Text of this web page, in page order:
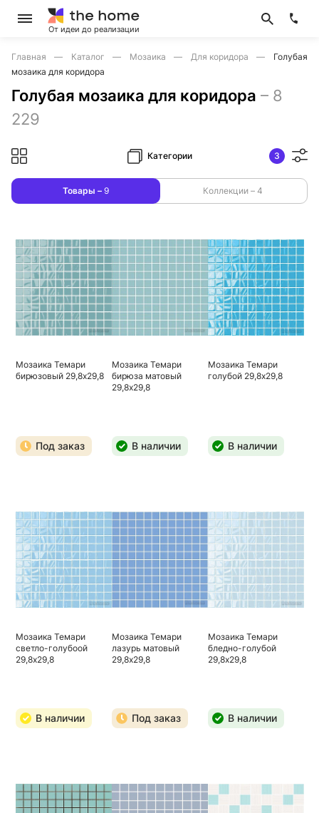
От идеи до реализации
Главная Каталог Мозаика Для коридора
Голубая
мозаика для коридора
Голубая мозаика для коридора – 8
229
Категории 3
Товары – 9 Коллекции – 4
Мозаика Темари
бирюзовый 29,8х29,8
Под заказ
Мозаика Темари
бирюза матовый
29,8х29,8
В наличии
Мозаика Темари
голубой 29,8х29,8
В наличии
Мозаика Темари
светло-голубоой
29,8х29,8
В наличии
Мозаика Темари
лазурь матовый
29,8х29,8
Под заказ
Мозаика Темари
бледно-голубой
29,8х29,8
В наличии